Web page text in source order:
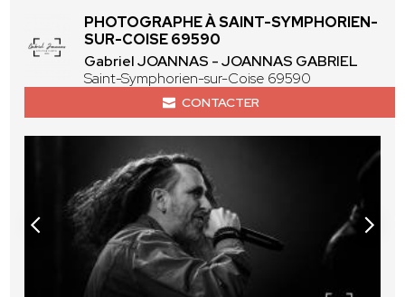
PHOTOGRAPHE À SAINT-SYMPHORIEN-
SUR-COISE 69590
Gabriel JOANNAS - JOANNAS GABRIEL
Saint-Symphorien-sur-Coise 69590
CONTACTER